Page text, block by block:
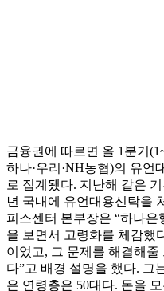
금융권에 따르면 올 1분기
하나·우리·NH농협)의 유언
로 집계됐다. 지난해 같은
년 국내에 유언대용신탁을
피스센터 본부장은 “하나은
을 보면서 고령화를 체감했
이었고, 그 문제를 해결해
다”고 배경 설명을 했다. 그
은 연령층은 50대다. 돈을